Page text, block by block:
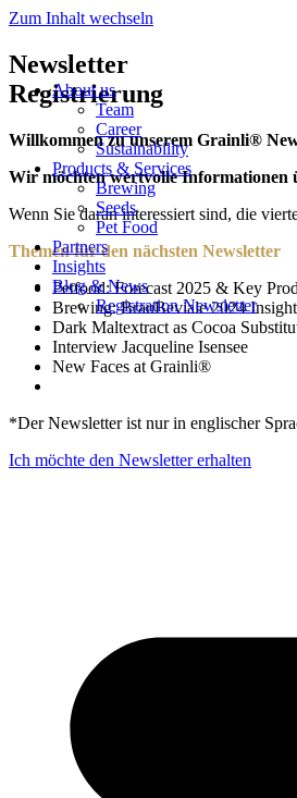
Zum Inhalt wechseln
About us
Team
Career
Sustainability
Products & Services
Brewing
Seeds
Pet Food
Partners
Insights
Blog & News
Registration Newsletter
Newsletter
Registrierung
Willkommen zu unserem Grainli®
Wir möchten wertvolle Informationen
Wenn Sie daran interessiert sind, die
Themen für den nächsten Newsletter
Petfood: Forecast 2025 & Key
Brewing: BrauBeviale 2024
Dark Maltextract as Cocoa
Interview Jacqueline Isensee
New Faces at Grainli®
*Der Newsletter ist nur in englischer
Ich möchte den Newsletter erhalten